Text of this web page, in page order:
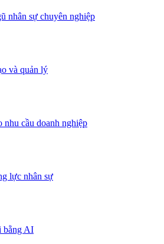
nhân sự chuyên nghiệp
và quản lý
nhu cầu doanh nghiệp
lực nhân sự
bằng AI